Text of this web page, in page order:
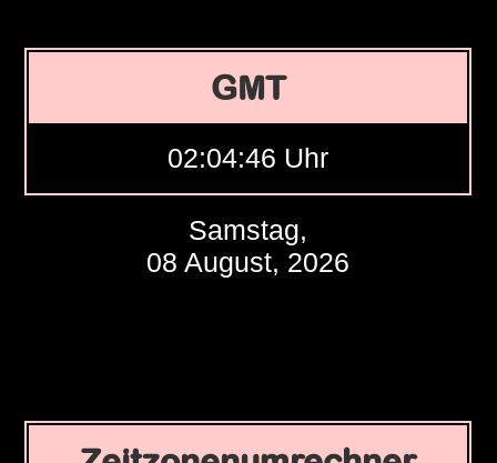
GMT
02:04:47 Uhr
Samstag,
08 August, 2026